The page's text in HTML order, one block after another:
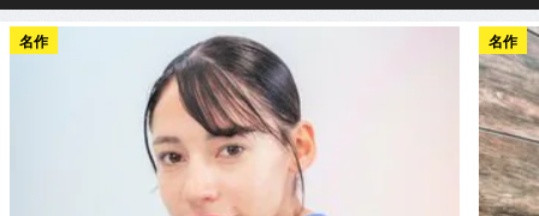
名作 名作